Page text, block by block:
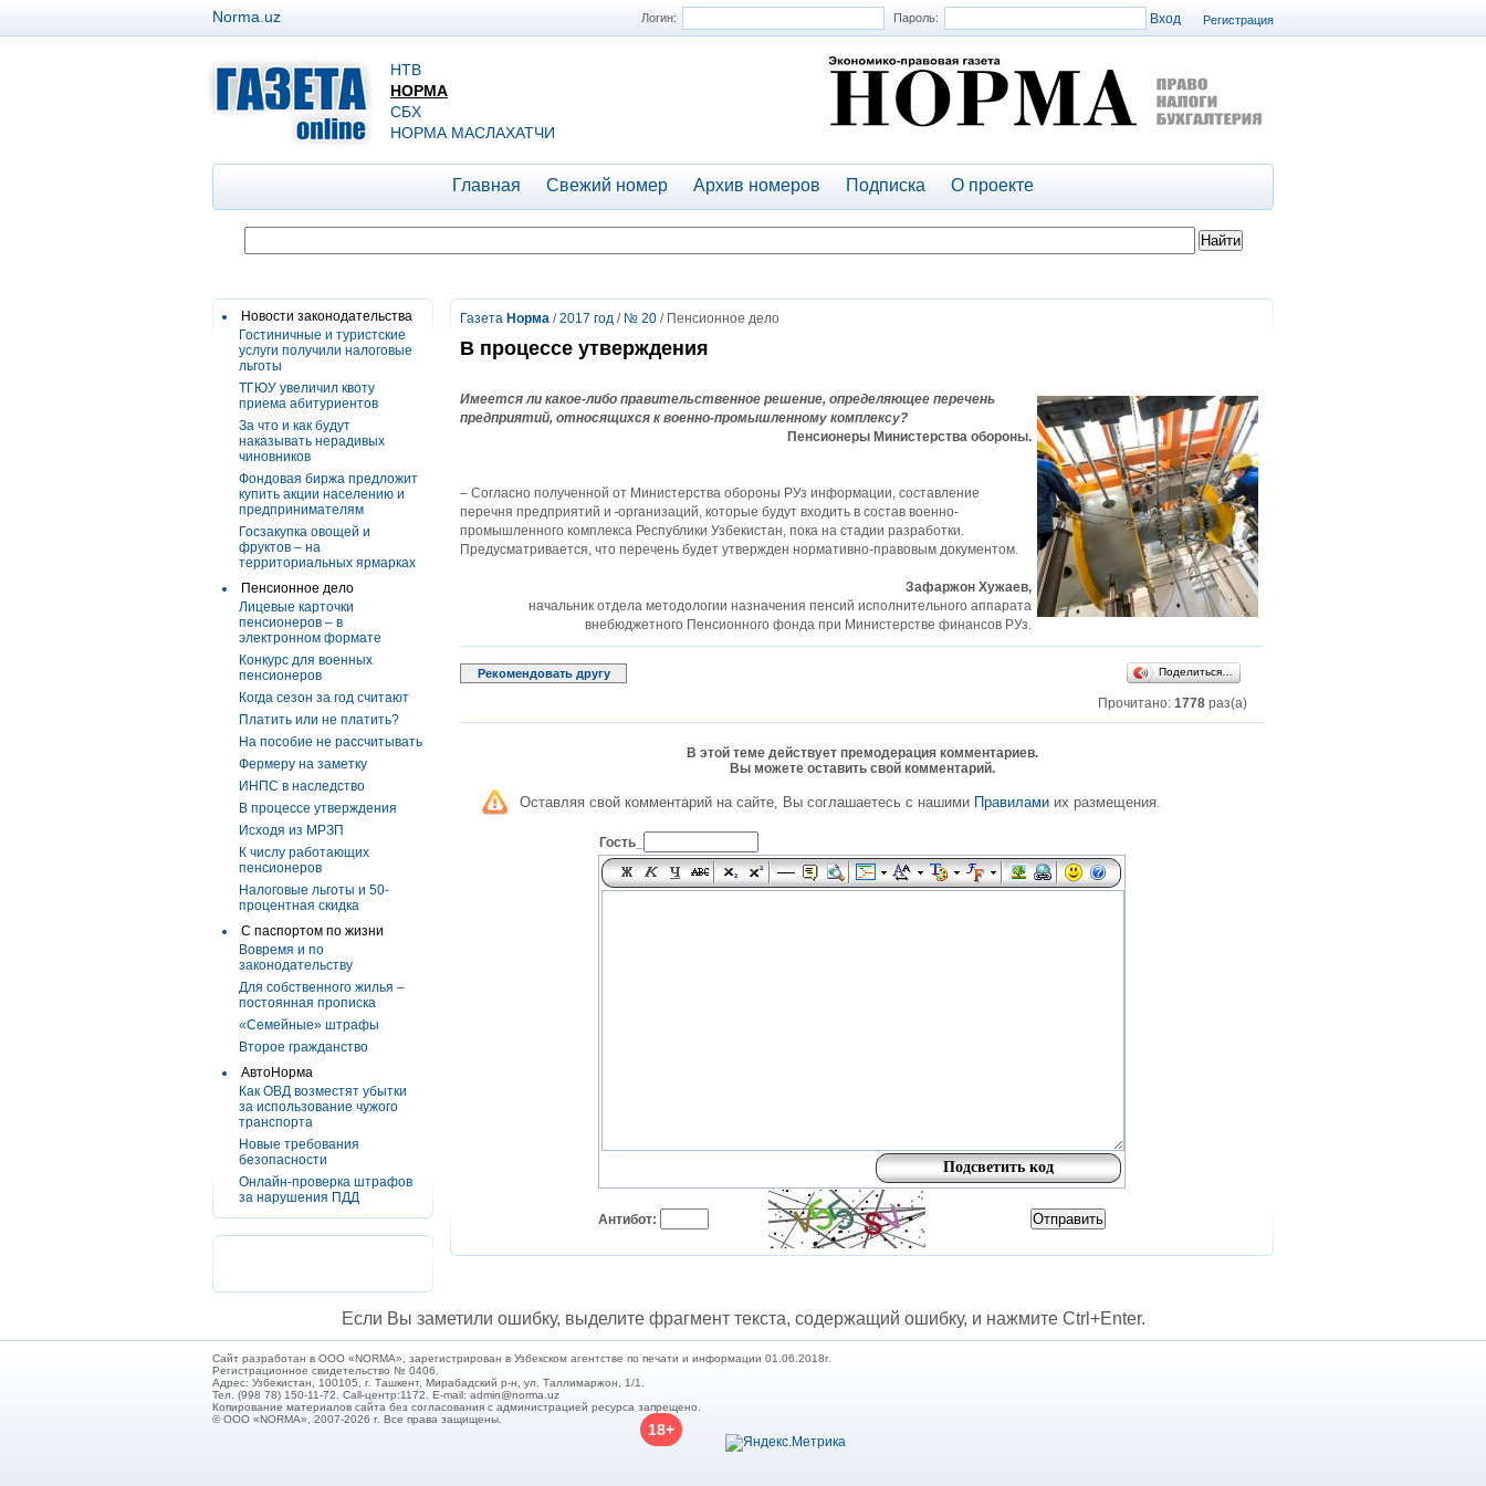
Регистрация
Логин: Пароль:
Norma.uz
НТВ
НОРМА
СБХ
НОРМА МАСЛАХАТЧИ
Главная Свежий номер Архив номеров Подписка О проекте
Новости законодательства
Гостиничные и туристские
услуги получили налоговые
льготы
ТГЮУ увеличил квоту
приема абитуриентов
За что и как будут
наказывать нерадивых
чиновников
Фондовая биржа предложит
купить акции населению и
предпринимателям
Госзакупка овощей и
фруктов – на
территориальных ярмарках
Пенсионное дело
Лицевые карточки
пенсионеров – в
электронном формате
Конкурс для военных
пенсионеров
Когда сезон за год считают
Платить или не платить?
На пособие не рассчитывать
Фермеру на заметку
ИНПС в наследство
В процессе утверждения
Исходя из МРЗП
К числу работающих
пенсионеров
Налоговые льготы и 50-
процентная скидка
С паспортом по жизни
Вовремя и по
законодательству
Для собственного жилья –
постоянная прописка
«Семейные» штрафы
Второе гражданство
АвтоНорма
Как ОВД возместят убытки
за использование чужого
транспорта
Новые требования
безопасности
Онлайн-проверка штрафов
за нарушения ПДД
Газета Норма /2017 год / № 20 / Пенсионное дело
В процессе утверждения
Имеется ли какое-либо правительственное решение, определяющее перечень
предприятий, относящихся к военно-промышленному комплексу?
Пенсионеры Министерства обороны.
– Согласно полученной от Министерства обороны РУз информации, составление
перечня предприятий и организаций, которые будут входить в состав военно-
промышленного комплекса Республики Узбекистан, пока на стадии разработки.
Предусматривается, что перечень будет утвержден нормативно-правовым документом.
Зафаржон Хужаев,
начальник отдела методологии назначения пенсий исполнительного аппарата
внебюджетного Пенсионного фонда при Министерстве финансов РУз.
Рекомендовать другу Поделиться…
Прочитано: 1778 раз(а)
В этой теме действует премодерация комментариев.
Вы можете оставить свой комментарий.
Оставляя свой комментарий на сайте, Вы соглашаетесь с нашими Правилами их размещения.
Гость_
Антибот:
Если Вы заметили ошибку, выделите фрагмент текста, содержащий ошибку, и нажмите Ctrl+Enter.
Сайт разработан в ООО «NORMA», зарегистрирован в Узбекском агентстве по печати и информации 01.06.2018г.
Регистрационное свидетельство № 0406.
Адрес: Узбекистан, 100105, г. Ташкент, Мирабадский р-н, ул. Таллимаржон, 1/1.
Тел. (998 78) 150-11-72. Call-центр:1172. E-mail: admin@norma.uz
Копирование материалов сайта без согласования с администрацией ресурса запрещено.
© ООО «NORMA», 2007-2026 г. Все права защищены.
18+